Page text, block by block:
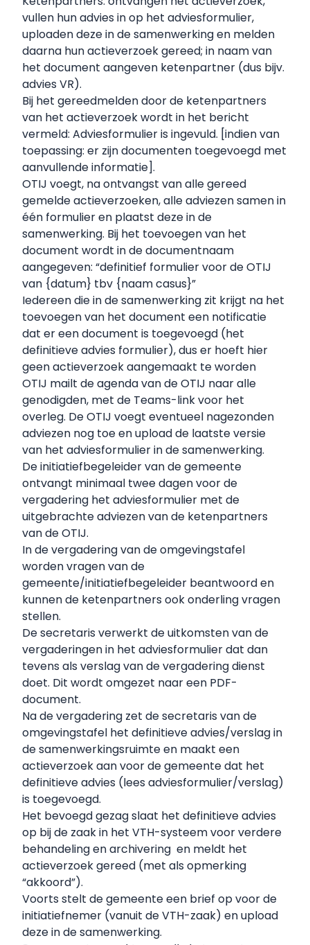
vullen hun advies in op het adviesformulier,
uploaden deze in de samenwerking en melden
daarna hun actieverzoek gereed; in naam van
het document aangeven ketenpartner (dus bijv.
advies VR).
Bij het gereedmelden door de ketenpartners
van het actieverzoek wordt in het bericht
vermeld: Adviesformulier is ingevuld. [indien van
toepassing: er zijn documenten toegevoegd met
aanvullende informatie].
OTIJ voegt, na ontvangst van alle gereed
gemelde actieverzoeken, alle adviezen samen in
één formulier en plaatst deze in de
samenwerking. Bij het toevoegen van het
document wordt in de documentnaam
aangegeven: “definitief formulier voor de OTIJ
van {datum} tbv {naam casus}”
Iedereen die in de samenwerking zit krijgt na het
toevoegen van het document een notificatie
dat er een document is toegevoegd (het
definitieve advies formulier), dus er hoeft hier
geen actieverzoek aangemaakt te worden
OTIJ mailt de agenda van de OTIJ naar alle
genodigden, met de Teams-link voor het
overleg. De OTIJ voegt eventueel nagezonden
adviezen nog toe en upload de laatste versie
van het adviesformulier in de samenwerking.
De initiatiefbegeleider van de gemeente
ontvangt minimaal twee dagen voor de
vergadering het adviesformulier met de
uitgebrachte adviezen van de ketenpartners
van de OTIJ.
In de vergadering van de omgevingstafel
worden vragen van de
gemeente/initiatiefbegeleider beantwoord en
kunnen de ketenpartners ook onderling vragen
stellen.
De secretaris verwerkt de uitkomsten van de
vergaderingen in het adviesformulier dat dan
tevens als verslag van de vergadering dienst
doet. Dit wordt omgezet naar een PDF-
document.
Na de vergadering zet de secretaris van de
omgevingstafel het definitieve advies/verslag in
de samenwerkingsruimte en maakt een
actieverzoek aan voor de gemeente dat het
definitieve advies (lees adviesformulier/verslag)
is toegevoegd.
Het bevoegd gezag slaat het definitieve advies
op bij de zaak in het VTH-systeem voor verdere
behandeling en archivering en meldt het
actieverzoek gereed (met als opmerking
“akkoord”).
Voorts stelt de gemeente een brief op voor de
initiatiefnemer (vanuit de VTH-zaak) en upload
deze in de samenwerking.